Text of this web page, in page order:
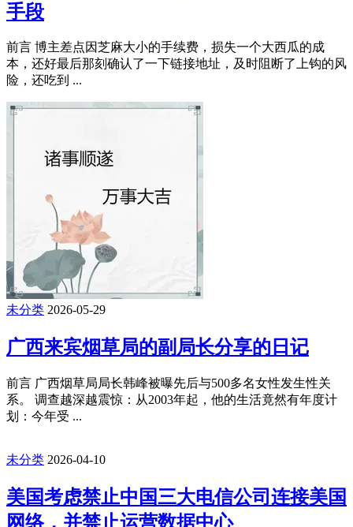
手段
前言 博主差点因芝麻大小的手续费，损失一个大西瓜的成
本，还好最后那刻确认了一下链接地址，及时阻断了上钩的风
险，还吃到 ...
未分类 2026-05-29
广西来宾烟草局的副局长分享的日记
前言 广西烟草局局长韩峰被曝先后与500多名女性发生性关
系。 调查越深越震惊：从2003年起，他的生活竟然有年度计
划：今年受 ...
未分类 2026-04-10
美国考虑禁止中国三大电信公司连接美国
网络，并禁止运营数据中心